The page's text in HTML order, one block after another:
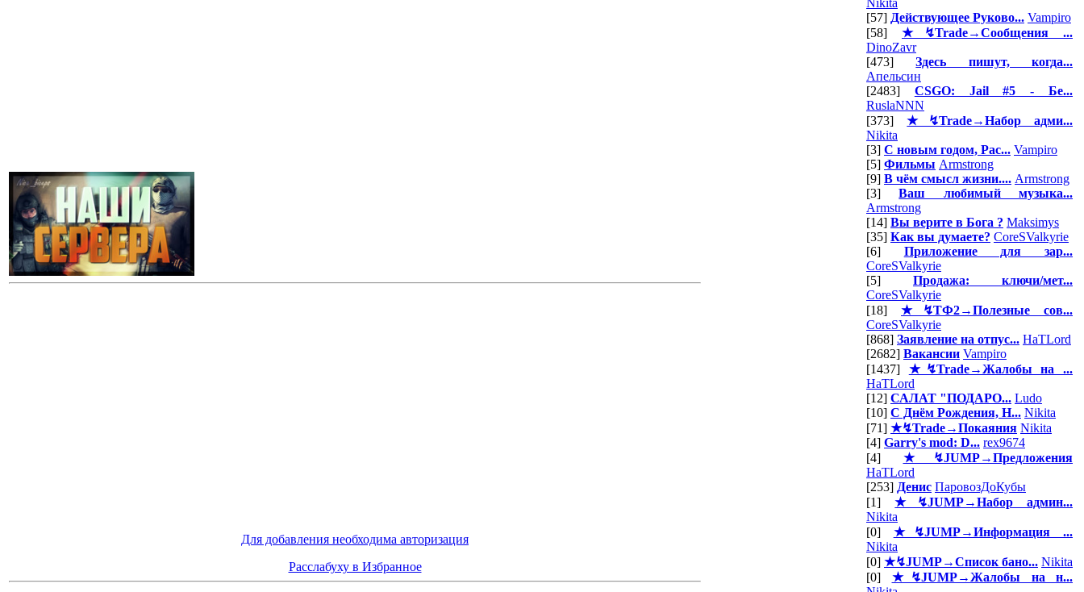
Для добавления необходима авторизация
Расслабуху в Избранное
Nikita
[57] Действующее Руково... Vampiro
[58] ★↯Trade→Сообщения ...
DinoZavr
[473]Здесь пишут, когда...
Апельсин
[2483] CSGO: Jail #5 - Бе...
RuslaNNN
[373]★↯Trade→Набор адми...
Nikita
[3] С новым годом, Рас... Vampiro
[5] Фильмы Armstrong
[9] В чём смысл жизни.... Armstrong
[3]Ваш любимый музыка...
Armstrong
[14] Вы верите в Бога ? Maksimys
[35] Как вы думаете? CoreSValkyrie
[6] Приложение для зар...
CoreSValkyrie
[5] Продажа: ключи/мет...
CoreSValkyrie
[18] ★↯ТФ2→Полезные сов...
CoreSValkyrie
[868] Заявление на отпус... HaTLord
[2682] Вакансии Vampiro
[1437] ★↯Trade→Жалобы на ...
HaTLord
[12] САЛАТ "ПОДАРО... Ludo
[10] С Днём Рождения, Н... Nikita
[71] ★↯Trade→Покаяния Nikita
[4] Garry's mod: D... rex9674
[4] ★↯JUMP→Предложения
HaTLord
[253] Денис ПаровозДоКубы
[1]★↯JUMP→Набор админ...
Nikita
[0] ★↯JUMP→Информация ...
Nikita
[0] ★↯JUMP→Список бано... Nikita
[0] ★↯JUMP→Жалобы на н...